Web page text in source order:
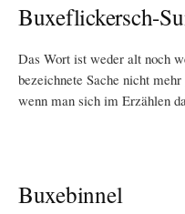
Buxeflickersch-
Das Wort ist weder alt noch
bezeichnete Sache nicht
wenn man sich im Erzählen
Buxebinnel